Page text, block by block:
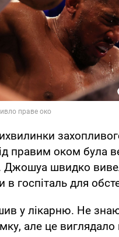
правим оком була
Джошуа швидко
в госпіталь для
у лікарню. Не
але це